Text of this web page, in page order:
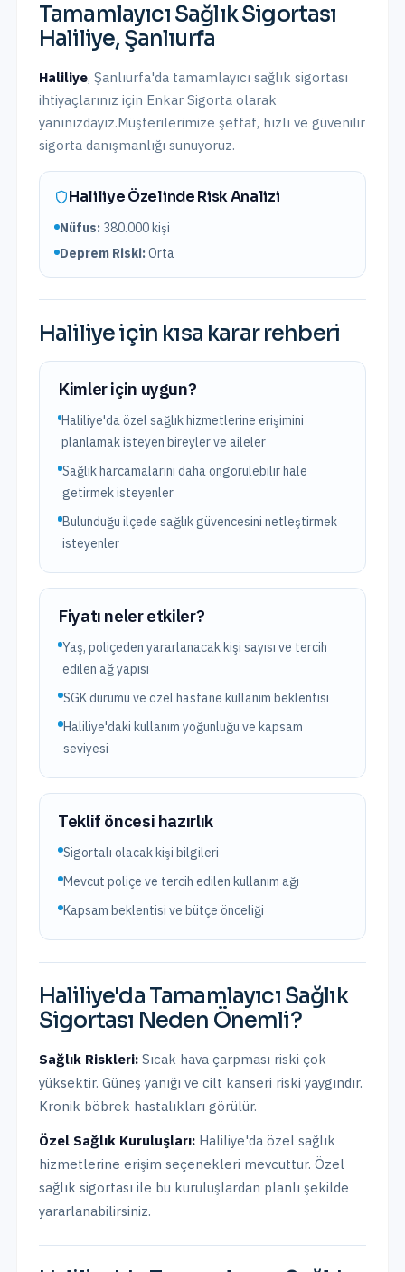
Tamamlayıcı Sağlık Sigortası
Haliliye, Şanlıurfa
Haliliye, Şanlıurfa'da tamamlayıcı sağlık sigortası
ihtiyaçlarınız için Enkar Sigorta olarak
yanınızdayız.Müşterilerimize şeffaf, hızlı ve güvenilir
sigorta danışmanlığı sunuyoruz.
HaliliyeÖzelinde Risk Analizi
Nüfus: 380.000kişi
Deprem Riski:Orta
Haliliyeiçin kısa karar rehberi
Kimler için uygun?
Haliliye'da özel sağlık hizmetlerine erişimini
planlamak isteyen bireyler ve aileler
Sağlık harcamalarını daha öngörülebilir hale
getirmek isteyenler
Bulunduğu ilçede sağlık güvencesini netleştirmek
isteyenler
Fiyatı neler etkiler?
Yaş, poliçeden yararlanacak kişi sayısı ve tercih
edilen ağ yapısı
SGK durumu ve özel hastane kullanım beklentisi
Haliliye'daki kullanım yoğunluğu ve kapsam
seviyesi
Teklif öncesi hazırlık
Sigortalı olacak kişi bilgileri
Mevcut poliçe ve tercih edilen kullanım ağı
Kapsam beklentisi ve bütçe önceliği
Haliliye'da Tamamlayıcı Sağlık
Sigortası Neden Önemli?
Sağlık Riskleri: Sıcak hava çarpması riski çok
yüksektir. Güneş yanığı ve cilt kanseri riski yaygındır.
Kronik böbrek hastalıkları görülür.
Özel Sağlık Kuruluşları: Haliliye'da özel sağlık
hizmetlerine erişim seçenekleri mevcuttur. Özel
sağlık sigortası ile bu kuruluşlardan planlı şekilde
yararlanabilirsiniz.